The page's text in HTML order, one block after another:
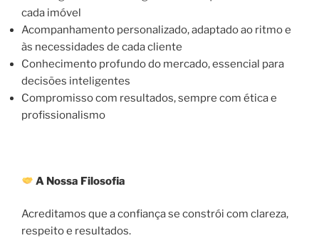
cada imóvel
Acompanhamento personalizado, adaptado ao ritmo e
às necessidades de cada cliente
Conhecimento profundo do mercado, essencial para
decisões inteligentes
Compromisso com resultados, sempre com ética e
profissionalismo
A Nossa Filosofia
Acreditamos que a confiança se constrói com clareza,
respeito e resultados.